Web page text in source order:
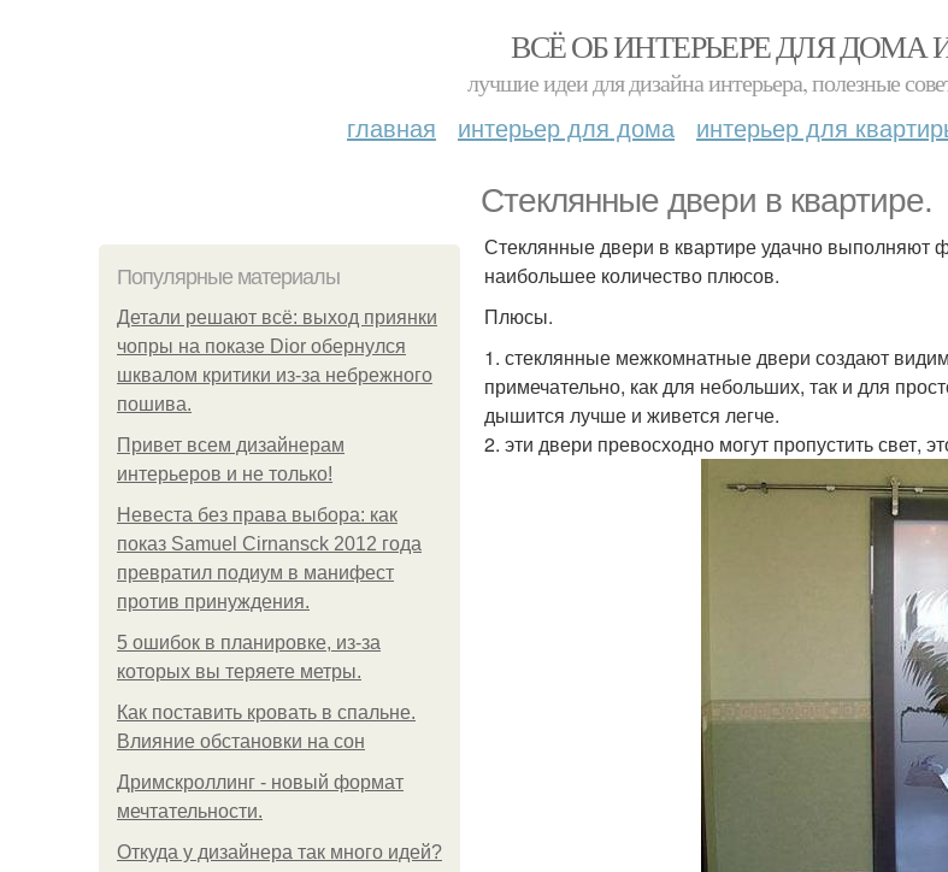
ВСЁ ОБ ИНТЕРЬЕРЕ ДЛЯ ДОМА
лучшие идеи для дизайна интерьера, полезные
главная интерьер для дома интерьер для
Стеклянные двери в квартире.
Популярные материалы
Детали решают всё: выход приянки
чопры на показе Dior обернулся
шквалом критики из-за небрежного
пошива.
Привет всем дизайнерам
интерьеров и не только!
Невеста без права выбора: как
показ Samuel Cirnansck 2012 года
превратил подиум в манифест
против принуждения.
5 ошибок в планировке, из-за
которых вы теряете метры.
Как поставить кровать в спальне.
Влияние обстановки на сон
Дримскроллинг - новый формат
мечтательности.
Откуда у дизайнера так много идей?
Стеклянные двери в квартире удачно
наибольшее количество плюсов.
Плюсы.
1. стеклянные межкомнатные двери создают
примечательно, как для небольших, так и для
дышится лучше и живется легче.
2. эти двери превосходно могут пропустить свет,